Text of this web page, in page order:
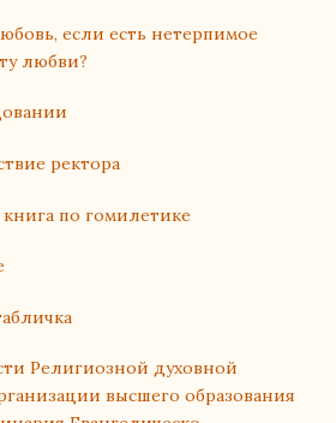
если есть нетерпимое
любви?
ректора
по гомилетике
Религиозной духовной
высшего образования